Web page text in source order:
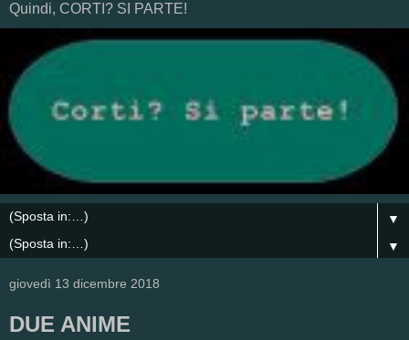
Quindi, CORTI? SI PARTE!
▼
▼
giovedì 13 dicembre 2018
DUE ANIME